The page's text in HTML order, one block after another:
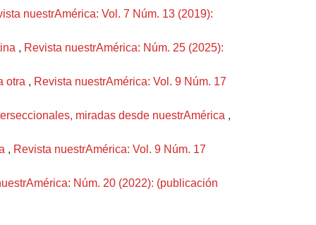
nuestrAmérica: Vol. 7 Núm. 13 (2019):
, Revista nuestrAmérica: Núm. 25 (2025):
otra , Revista nuestrAmérica: Vol. 9 Núm. 17
miradas desde nuestrAmérica ,
, Revista nuestrAmérica: Vol. 9 Núm. 17
Núm. 20 (2022): (publicación